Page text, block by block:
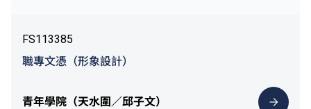
FS113385
職專文憑（形象設計）
青年學院（天水圍／邱子文）